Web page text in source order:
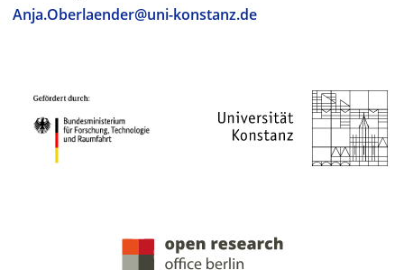
Anja.Oberlaender@uni-konstanz.de